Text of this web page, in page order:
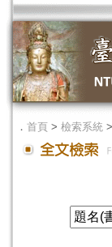
． 首頁 > 檢索系統 >